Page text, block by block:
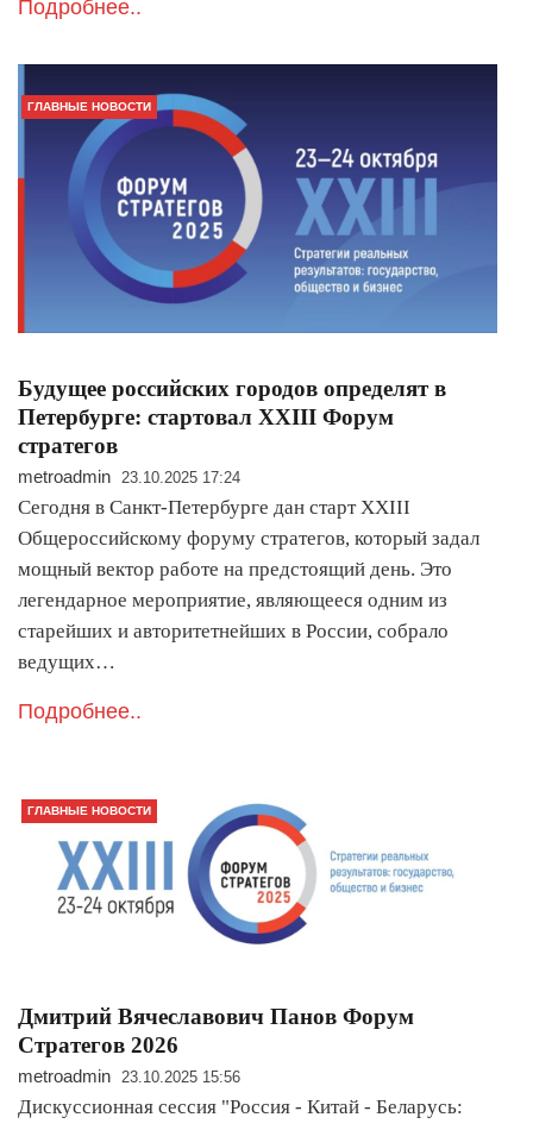
Подробнее..
ГЛАВНЫЕ НОВОСТИ
Будущее российских городов определят в
Петербурге: стартовал XXIII Форум
стратегов
metroadmin 23.10.2025 17:24
Сегодня в Санкт-Петербурге дан старт XXIII
Общероссийскому форуму стратегов, который задал
мощный вектор работе на предстоящий день. Это
легендарное мероприятие, являющееся одним из
старейших и авторитетнейших в России, собрало
ведущих…
Подробнее..
ГЛАВНЫЕ НОВОСТИ
Дмитрий Вячеславович Панов Форум
Стратегов 2026
metroadmin 23.10.2025 15:56
Дискуссионная сессия "Россия - Китай - Беларусь: